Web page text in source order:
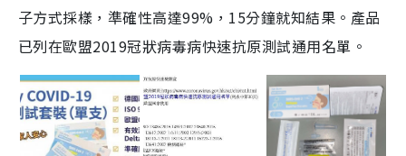
子方式採樣，準確性高達99%，15分鐘就知結果。產品
已列在歐盟2019冠狀病毒病快速抗原測試通用名單。